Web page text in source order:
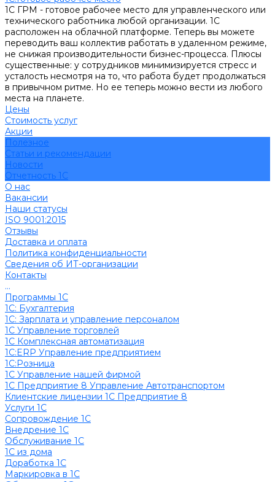
1С ГРМ - готовое рабочее место для управленческого или
технического работника любой организации. 1С
расположен на облачной платформе. Теперь вы можете
переводить ваш коллектив работать в удаленном режиме,
не снижая производительности бизнес-процесса. Плюсы
существенные: у сотрудников минимизируется стресс и
усталость несмотря на то, что работа будет продолжаться
в привычном ритме. Но ее теперь можно вести из любого
места на планете.
Цены
Стоимость услуг
Акции
Полезное
Cтатьи и рекомендации
Новости
Отчетность 1С
О нас
Вакансии
Наши статусы
ISO 9001:2015
Отзывы
Доставка и оплата
Политика конфиденциальности
Сведения об ИТ-организации
Контакты
...
Программы 1С
1C: Бухгалтерия
1С: Зарплата и управление персоналом
1С Управление торговлей
1С Комплексная автоматизация
1С:ERP Управление предприятием
1С:Розница
1С Управление нашей фирмой
1С Предприятие 8 Управление Автотранспортом
Клиентские лицензии 1С Предприятие 8
Услуги 1С
Сопровождение 1С
Внедрение 1С
Обслуживание 1С
1С из дома
Доработка 1С
Маркировка в 1С